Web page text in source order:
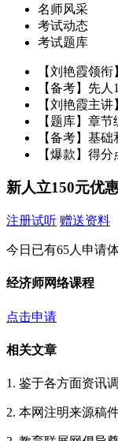
名师风采
考试动态
考试题库
【刘艳霞领
【备考】先
【刘艳霞主
【题库】章
【备考】基
【爆款】得
新人立150元优
注册试听 赠送资料
今日已有65人申请
经济师网络课程
点击申请
相关文章
1. 鉴于各方面资讯
2. 本网注明来源稿